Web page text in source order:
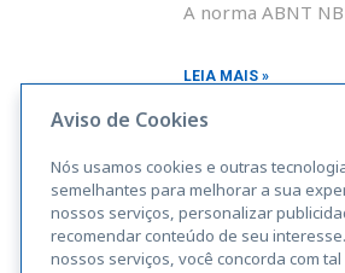
A norma ABNT
LEIA MAIS »
Adequação à
A Rainforest
sustentáveis.
Aviso de Cookies
Nós usamos cookies e outras
semelhantes para melhorar a sua
nossos serviços, personalizar
recomendar conteúdo de seu
nossos serviços, você concorda com tal